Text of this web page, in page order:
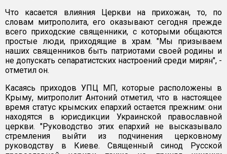
Что касается влияния Церкви на прихожан, то, по
словам митрополита, его оказывают сегодня прежде
всего приходские священники, с которыми общаются
простые люди, приходящие в храм. "Мы призываем
наших священников быть патриотами своей родины и
не допускать сепаратистских настроений среди мирян", -
отметил он.
Касаясь приходов УПЦ МП, которые расположены в
Крыму, митрополит Антоний отметил, что в настоящее
время статус крымских епархий остается прежним: они
находятся в юрисдикции Украинской православной
церкви. "Руководство этих епархий не высказывало
стремления выйти из подчинения церковному
руководству в Киеве. Священный синод Русской